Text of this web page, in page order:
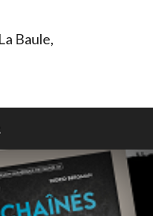
Baule,